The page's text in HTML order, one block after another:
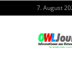
7. August